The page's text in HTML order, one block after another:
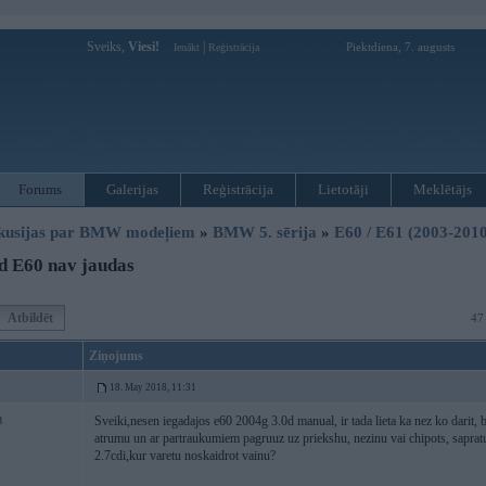
Sveiks, Viesi! Ienākt Reģistrācija Piektdiena, 7. augusts
Forums Galerijas Reģistrācija Lietotāji Meklētājs
par BMW modeļiem » BMW 5. sērija » E60 / E61 (2003-
E60 nav jaudas
Atbildēt 47
Ziņojums
18. May 2018, 11:31
Sveiki,nesen iegadajos e60 2004g 3.0d manual, ir tada lieta ka nez ko
atrumu un ar partraukumiem pagruuz uz priekshu, nezinu vai chipots,
2.7cdi,kur varetu noskaidrot vainu?